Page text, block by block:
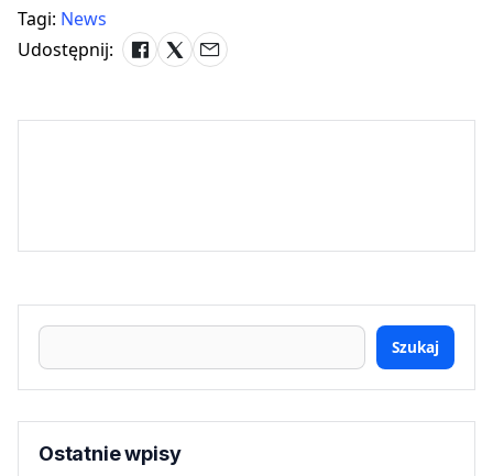
Tagi: News
Udostępnij:
Szukaj
Ostatnie wpisy